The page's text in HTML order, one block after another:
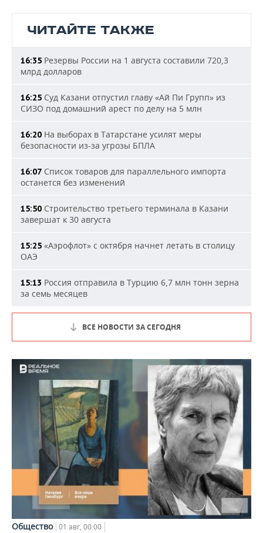
ЧИТАЙТЕ ТАКЖЕ
16:35 Резервы России на 1 августа составили 720,3
млрд долларов
16:25 Суд Казани отпустил главу «Ай Пи Групп» из
СИЗО под домашний арест по делу на 5 млн
16:20 На выборах в Татарстане усилят меры
безопасности из-за угрозы БПЛА
16:07 Список товаров для параллельного импорта
останется без изменений
15:50 Строительство третьего терминала в Казани
завершат к 30 августа
15:25 «Аэрофлот» с октября начнет летать в столицу
ОАЭ
15:13 Россия отправила в Турцию 6,7 млн тонн зерна
за семь месяцев
ВСЕ НОВОСТИ ЗА СЕГОДНЯ
Общество 01 авг, 00:00